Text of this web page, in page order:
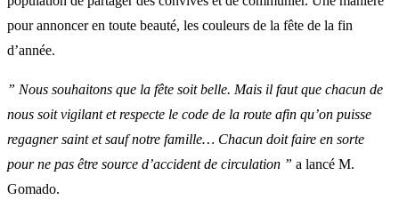
pour annoncer en toute beauté, les couleurs de la fête de la fin
d’année.
” Nous souhaitons que la fête soit belle. Mais il faut que chacun de
nous soit vigilant et respecte le code de la route afin qu’on puisse
regagner saint et sauf notre famille… Chacun doit faire en sorte
pour ne pas être source d’accident de circulation ” a lancé M.
Gomado.